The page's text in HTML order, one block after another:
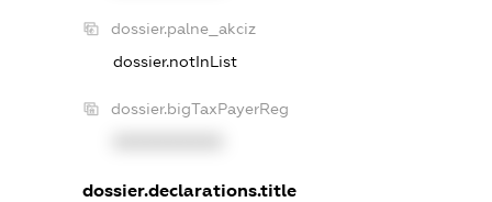
dossier.palne_akciz
dossier.notInList
dossier.bigTaxPayerReg
dossier.declarations.title